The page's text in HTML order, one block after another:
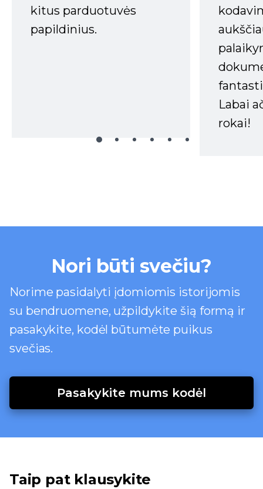
kitus parduotuvės
papildinius.
Labai
rokai!
Nori būti svečiu?
Norime pasidalyti įdomiomis istorijomis
su bendruomene, užpildykite šią formą ir
pasakykite, kodėl būtumėte puikus
svečias.
Pasakykite mums kodėl
Taip pat klausykite